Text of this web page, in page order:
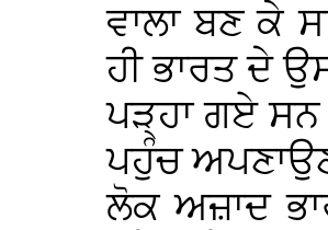
ਵਾਲਾ ਬਣ ਕੇ
ਹੀ ਭਾਰਤ ਦੇ
ਪੜ੍ਹਾ ਗਏ ਸਨ
ਪਹੁੰਚ
ਲੋਕ ਅਜ਼ਾਦ